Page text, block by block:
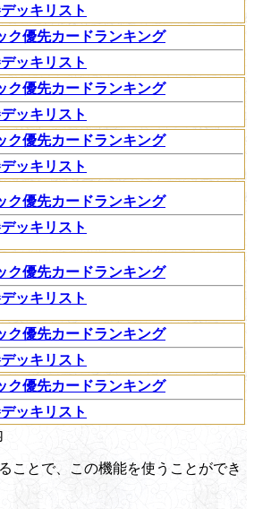
ッキリスト
ク優先カードランキング
ッキリスト
ク優先カードランキング
ッキリスト
ク優先カードランキング
ッキリスト
ク優先カードランキング
ッキリスト
ク優先カードランキング
ッキリスト
ク優先カードランキング
ッキリスト
ク優先カードランキング
ッキリスト
ことで、この機能を使うことができ